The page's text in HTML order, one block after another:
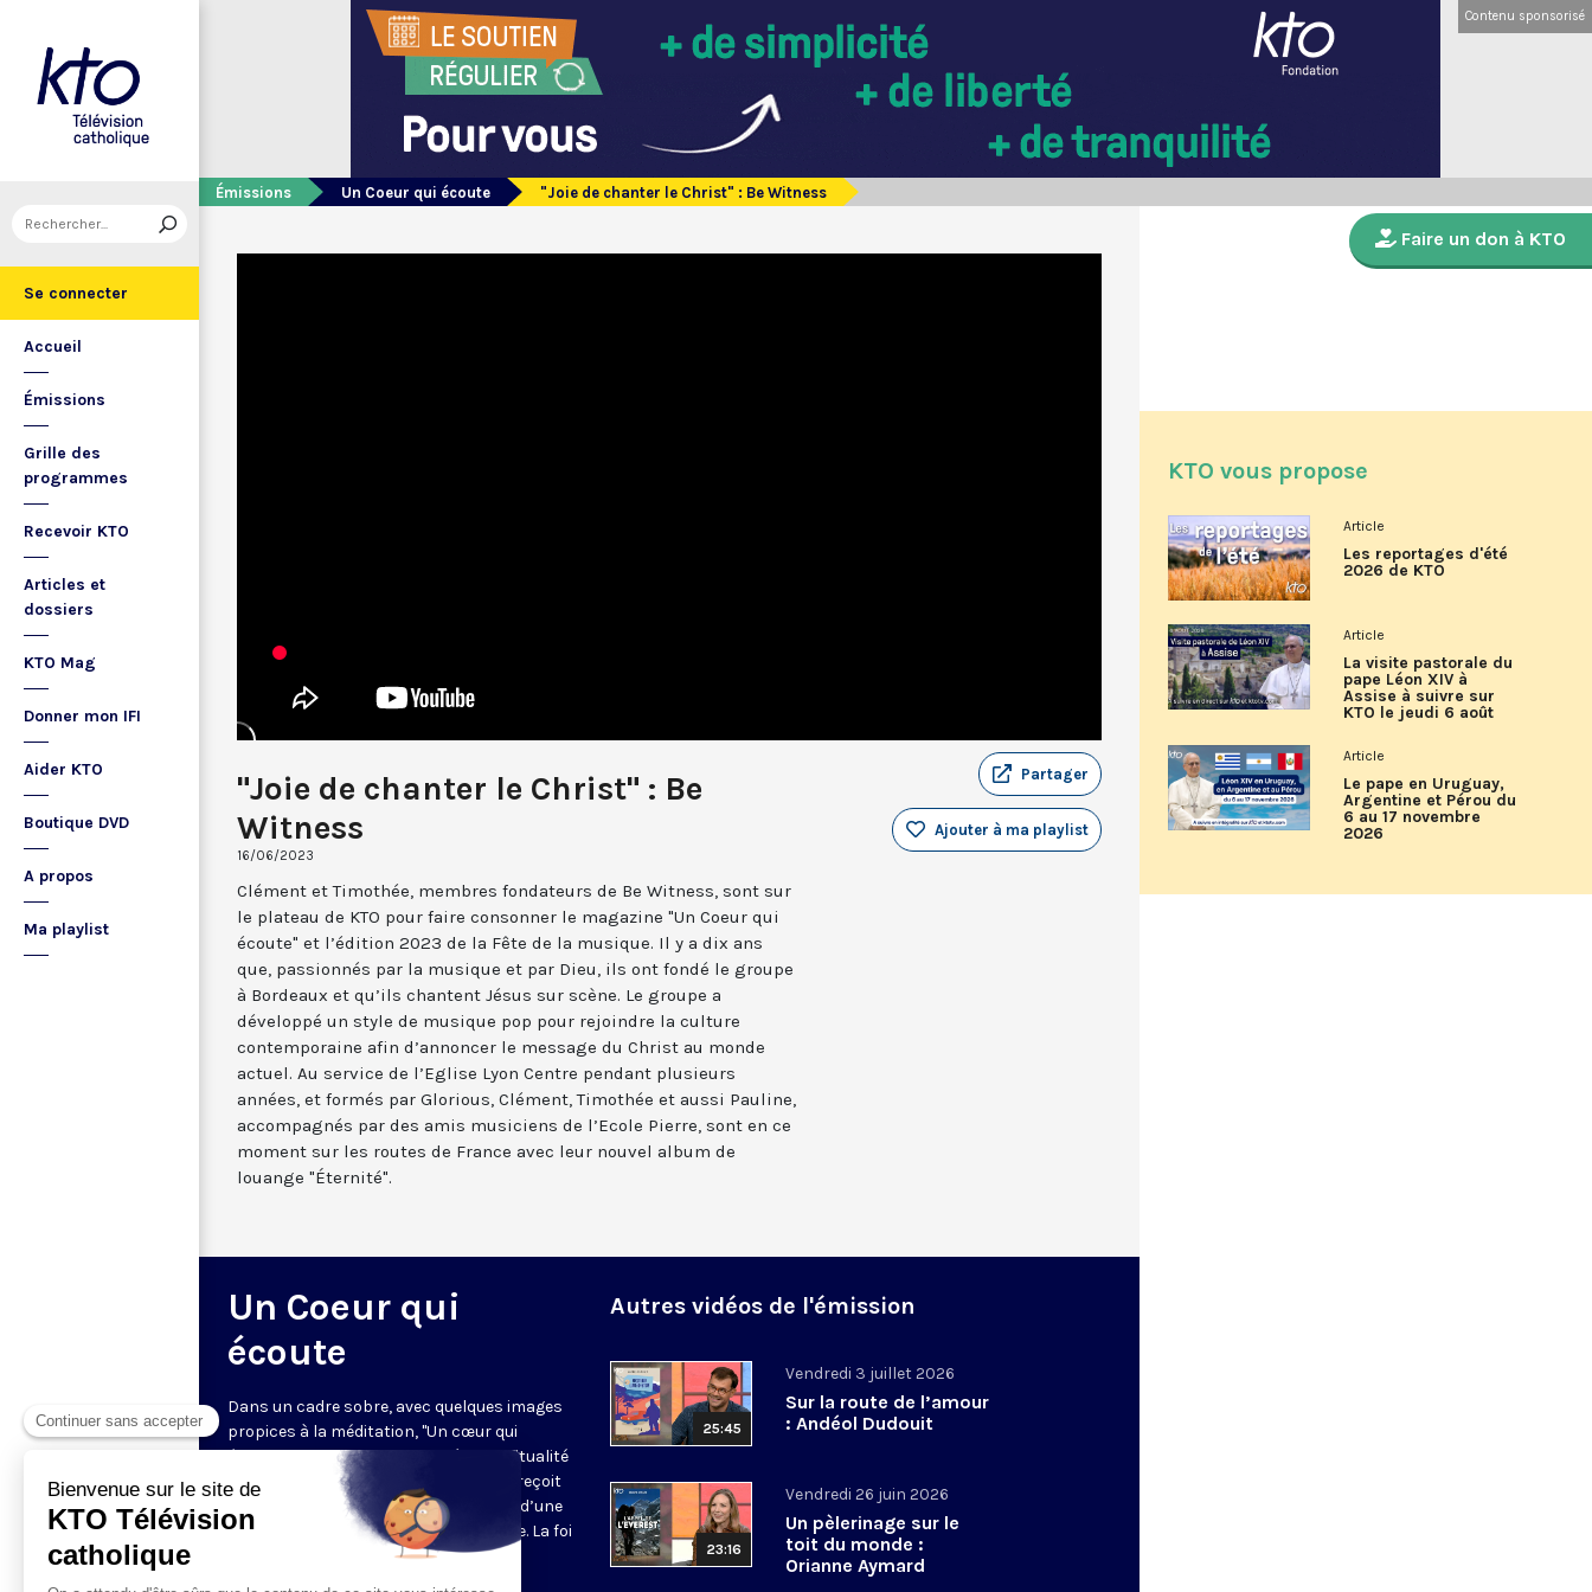
Se connecter
Accueil
Émissions
Grille des
programmes
Recevoir KTO
Articles et
dossiers
KTO Mag
Donner mon IFI
Aider KTO
Boutique DVD
A propos
Ma playlist
Contenu sponsorisé
Émissions Un Coeur qui écoute "Joie de chanter le Christ" : Be Witness
"Joie de chanter le Christ" : Be
Witness
16/06/2023
Partager
Ajouter à ma playlist
Clément et Timothée, membres fondateurs de Be Witness, sont sur
le plateau de KTO pour faire consonner le magazine "Un Coeur qui
écoute" et l’édition 2023 de la Fête de la musique. Il y a dix ans
que, passionnés par la musique et par Dieu, ils ont fondé le groupe
à Bordeaux et qu’ils chantent Jésus sur scène. Le groupe a
développé un style de musique pop pour rejoindre la culture
contemporaine afin d’annoncer le message du Christ au monde
actuel. Au service de l’Eglise Lyon Centre pendant plusieurs
années, et formés par Glorious, Clément, Timothée et aussi Pauline,
accompagnés par des amis musiciens de l’Ecole Pierre, sont en ce
moment sur les routes de France avec leur nouvel album de
louange "Éternité".
Un Coeur qui
écoute
Dans un cadre sobre, avec quelques images
propices à la méditation, "Un cœur qui
écoute" donne toute sa place à la spiritualité
sur le ton de l’intime. Cyril Lepeigneux reçoit
un invité pour 26 minutes d’évocation d’une
vie, d’une intense expérience spirituelle. La foi
vivante et incarnée par des témoins.
Autres vidéos de l'émission
25:45
Vendredi 3 juillet 2026
Sur la route de l’amour
: Andéol Dudouit
23:16
Vendredi 26 juin 2026
Un pèlerinage sur le
toit du monde :
Orianne Aymard
Faire un don à KTO
KTO vous propose
Article
Les reportages d'été
2026 de KTO
Article
La visite pastorale du
pape Léon XIV à
Assise à suivre sur
KTO le jeudi 6 août
Article
Le pape en Uruguay,
Argentine et Pérou du
6 au 17 novembre
2026